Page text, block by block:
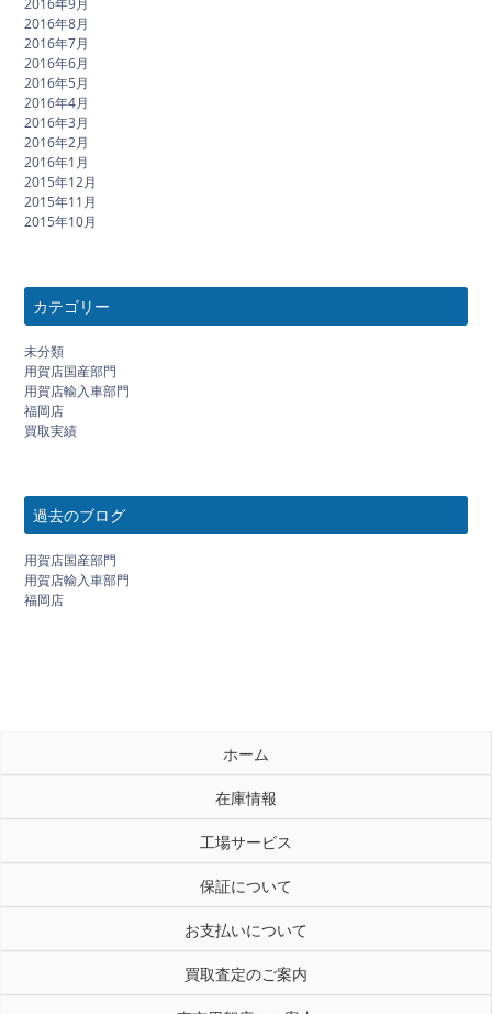
2016年9月
2016年8月
2016年7月
2016年6月
2016年5月
2016年4月
2016年3月
2016年2月
2016年1月
2015年12月
2015年11月
2015年10月
カテゴリー
未分類
用賀店国産部門
用賀店輸入車部門
福岡店
買取実績
過去のブログ
用賀店国産部門
用賀店輸入車部門
福岡店
ホーム
在庫情報
工場サービス
保証について
お支払いについて
買取査定のご案内